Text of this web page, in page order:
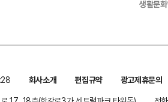
생활문
회사소개 편집규약
광고제휴문의